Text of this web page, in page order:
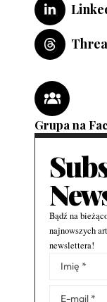
Grupa na
Bądź na
najnowszych
newslettera!
Alternative: